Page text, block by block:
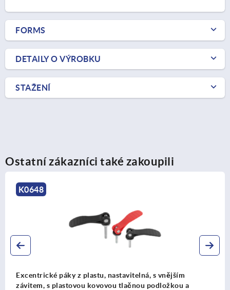
FORMS
DETAILY O VÝROBKU
STAŽENÍ
Ostatní zákazníci také zakoupili
z plastu, nastavitelná, s vnějším
kovovou tlačnou podložkou a
s plastovou